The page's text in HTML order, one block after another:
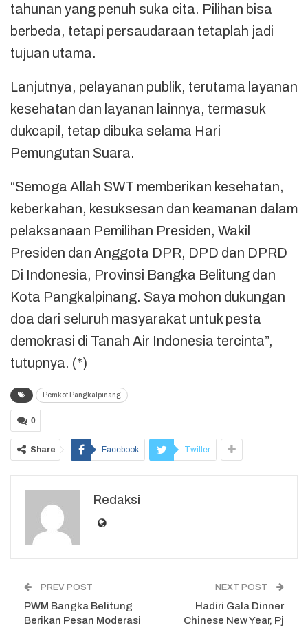
tahunan yang penuh suka cita. Pilihan bisa
berbeda, tetapi persaudaraan tetaplah jadi
tujuan utama.
Lanjutnya, pelayanan publik, terutama layanan
kesehatan dan layanan lainnya, termasuk
dukcapil, tetap dibuka selama Hari
Pemungutan Suara.
“Semoga Allah SWT memberikan kesehatan,
keberkahan, kesuksesan dan keamanan dalam
pelaksanaan Pemilihan Presiden, Wakil
Presiden dan Anggota DPR, DPD dan DPRD
Di Indonesia, Provinsi Bangka Belitung dan
Kota Pangkalpinang. Saya mohon dukungan
doa dari seluruh masyarakat untuk pesta
demokrasi di Tanah Air Indonesia tercinta”,
tutupnya. (*)
Pemkot Pangkalpinang
0
Share Facebook Twitter
Redaksi
PREV POST
PWM Bangka Belitung
Berikan Pesan Moderasi
NEXT POST
Hadiri Gala Dinner
Chinese New Year, Pj